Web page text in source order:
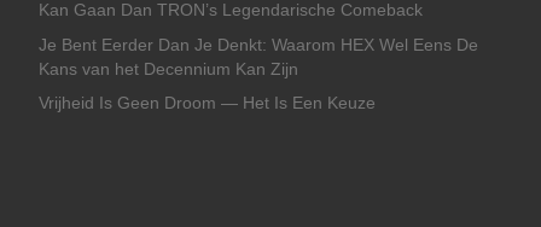
Kan Gaan Dan TRON’s Legendarische Comeback
Je Bent Eerder Dan Je Denkt: Waarom HEX Wel Eens De
Kans van het Decennium Kan Zijn
Vrijheid Is Geen Droom — Het Is Een Keuze